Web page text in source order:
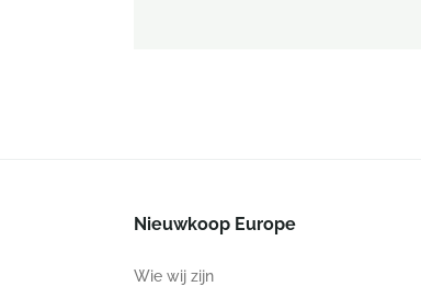
Nieuwkoop Europe
Wie wij zijn